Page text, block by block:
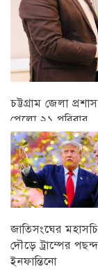
চট্টগ্রাম জেলা
পেলো ২১ পরিবার
চট্টগ্রাম
জাতিসংঘের
দৌড়ে ট্রাম্পের পছন্দ
ইনফান্তিনো